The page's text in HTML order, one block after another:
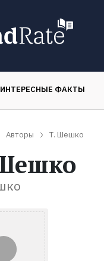
ИНТЕРЕСНЫЕ ФАКТЫ
Авторы Т. Шешко